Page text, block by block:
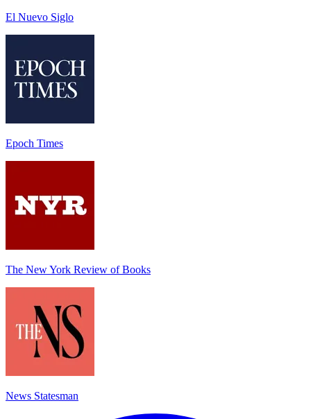
El Nuevo Siglo
Epoch Times
The New York Review of Books
News Statesman